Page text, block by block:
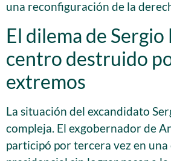
una reconfiguración de la
El dilema de
centro destruido
extremos
La situación del excandidato
compleja. El exgobernador de
participó por tercera vez en una